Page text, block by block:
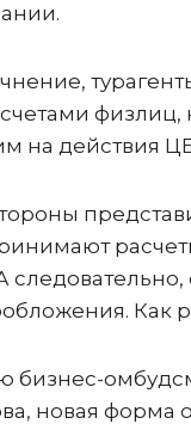
на действия
А
Как
новая форма